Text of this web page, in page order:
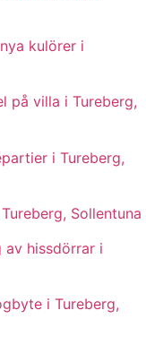
kulörer i
på villa i Tureberg,
i Tureberg,
Sollentuna
av hissdörrar i
i Tureberg,